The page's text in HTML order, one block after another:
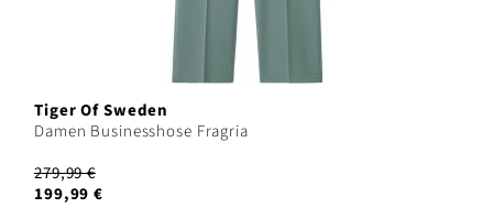
Tiger Of Sweden
Damen Businesshose Fragria
279,99 €
199,99 €